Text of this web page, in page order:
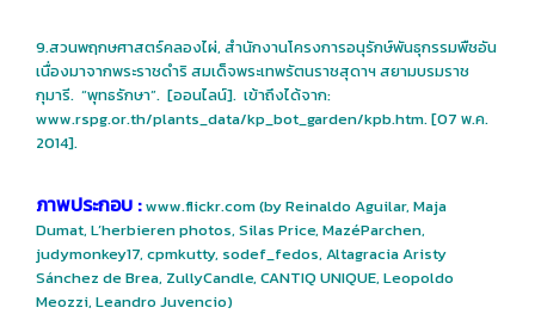
9.สวนพฤกษศาสตร์คลองไผ่, สำนักงานโครงการอนุรักษ์พันธุกรรมพืชอัน
เนื่องมาจากพระราชดำริ สมเด็จพระเทพรัตนราชสุดาฯ สยามบรมราช
กุมารี. “พุทธรักษา”. [ออนไลน์]. เข้าถึงได้จาก:
www.rspg.or.th/plants_data/kp_bot_garden/kpb.htm. [07 พ.ค.
2014].
ภาพประกอบ :www.flickr.com (by Reinaldo Aguilar, Maja
Dumat, L’herbieren photos, Silas Price, MazéParchen,
judymonkey17, cpmkutty, sodef_fedos, Altagracia Aristy
Sánchez de Brea, ZullyCandle, CANTIQ UNIQUE, Leopoldo
Meozzi, Leandro Juvencio)